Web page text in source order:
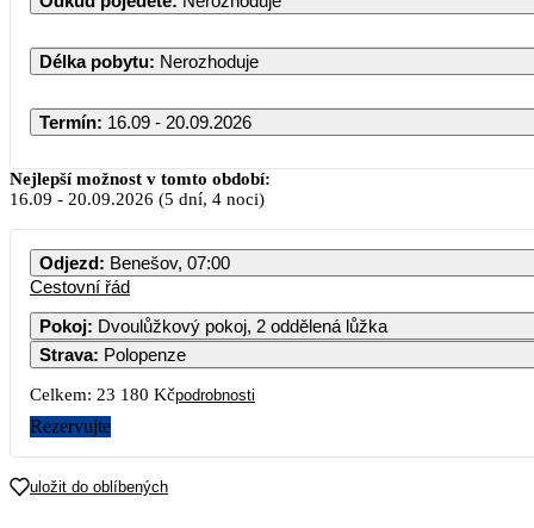
Délka pobytu: Nerozhoduje
Termín: 16.09 - 20.09.2026
Nejlepší možnost v tomto období:
16.09 - 20.09.2026 (5 dní, 4 noci)
Odjezd: Benešov, 07:00
Cestovní řád
Pokoj: Dvoulůžkový pokoj, 2 oddělená lůžka
Strava: Polopenze
Celkem: 23 180 Kčpodrobnosti
Rezervujte
uložit do oblíbených